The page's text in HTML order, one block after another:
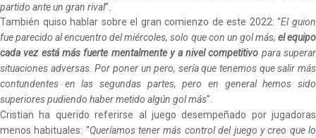
partido ante un gran rival”.
También quiso hablar sobre el gran comienzo de este 2022: “El guion
fue parecido al encuentro del miércoles, solo que con un gol más, el equipo
cada vez está más fuerte mentalmente y a nivel competitivo para superar
situaciones adversas. Por poner un pero, sería que tenemos que salir más
contundentes en las segundas partes, pero en general hemos sido
superiores pudiendo haber metido algún gol más”.
Cristian ha querido referirse al juego desempeñado por jugadoras
menos habituales: “Queríamos tener más control del juego y creo que lo